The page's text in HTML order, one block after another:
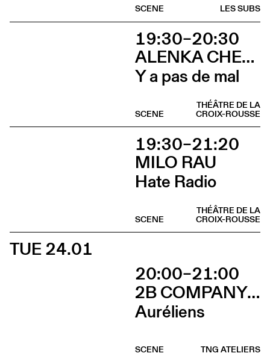
LES SUBS
SCENE
19:30–20:30
ALENKA CHENUZ & AMÉLIE VIDON
Y a pas de mal
THÉÂTRE DE LA
CROIX-ROUSSE
SCENE
19:30–21:20
MILO RAU
Hate Radio
THÉÂTRE DE LA
CROIX-ROUSSE
SCENE
TUE 24.01
20:00–21:00
2B COMPANY - FRANÇOIS GREMAUD
Auréliens
TNG ATELIERS
SCENE